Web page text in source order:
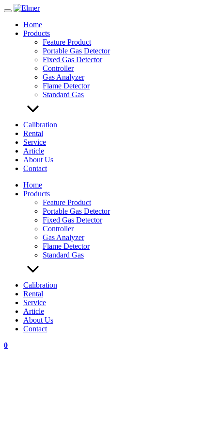
Skip
contentHome
Products
Feature Product
Portable Gas Detector
Fixed Gas Detector
Controller
Gas Analyzer
Flame Detector
Standard Gas
Calibration
Rental
Service
Article
About Us
Contact
Home
Products
Feature Product
Portable Gas Detector
Fixed Gas Detector
Controller
Gas Analyzer
Flame Detector
Standard Gas
Calibration
Rental
Service
Article
About Us
Contact
0